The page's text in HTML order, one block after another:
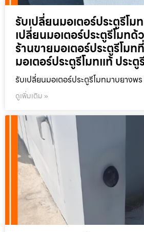
รับเปลี่ยนมอเตอร์ประตูรีโ
เปลี่ยนมอเตอร์ประตูรีโมท
ร้านขายมอเตอร์ประตูรีโมท
มอเตอร์ประตูรีโมทแท้ ประ
รับเปลี่ยนมอเตอร์ประตูรีโมทมาบยางพร
ดูเพิ่มเติม »